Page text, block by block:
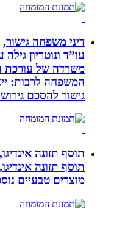
דיני משפחה גישור,
עו”ד ונוטריון גילה
משרדה של עורכת הדין
המשפחה לרבות: ייצוג
גישור להסכם גירושין,
תוסף תזונה אינדיגו,
תוסף תזונה אינדיגו,
מוצרים טבעיים נוספים.